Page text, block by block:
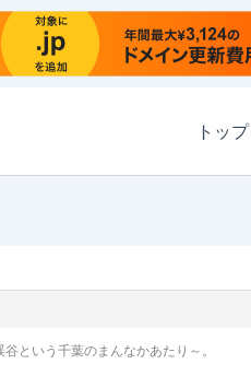
トップ
という千葉のまんなかあたり～。